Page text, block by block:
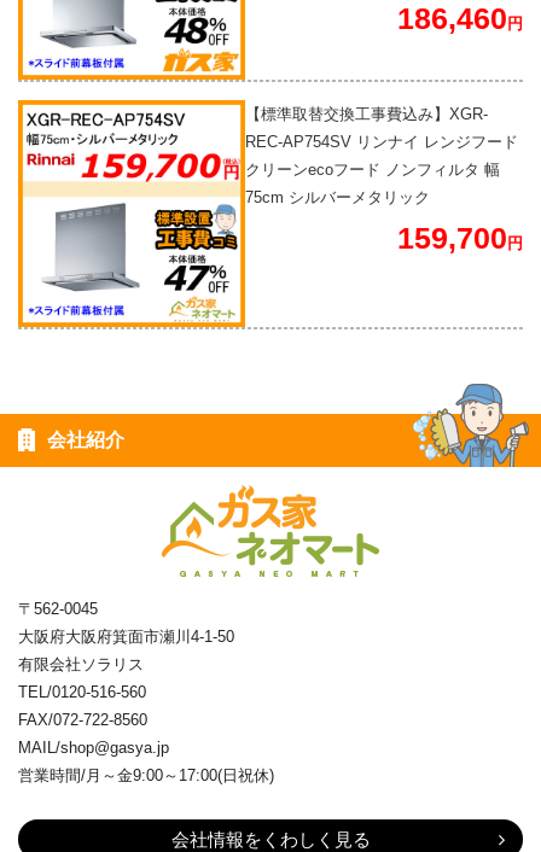
186,460 円
【標準取替交換工事費込み】XGR-
REC-AP754SV リンナイ レンジフード
クリーンecoフード ノンフィルタ 幅
75cm シルバーメタリック
159,700 円
会社紹介
〒562-0045
大阪府大阪府箕面市瀬川4-1-50
有限会社ソラリス
TEL/0120-516-560
FAX/072-722-8560
MAIL/shop@gasya.jp
営業時間/月～金9:00～17:00(日祝休)
会社情報をくわしく見る